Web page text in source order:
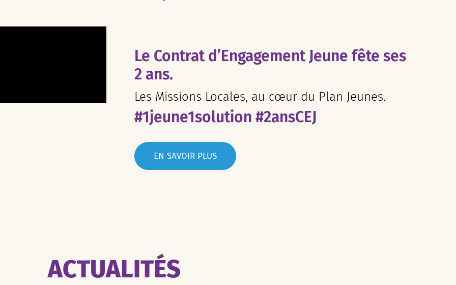
Le Contrat d’Engagement Jeune fête ses
2 ans.
Les Missions Locales, au cœur du Plan Jeunes.
#1jeune1solution #2ansCEJ
EN SAVOIR PLUS
ACTUALITÉS